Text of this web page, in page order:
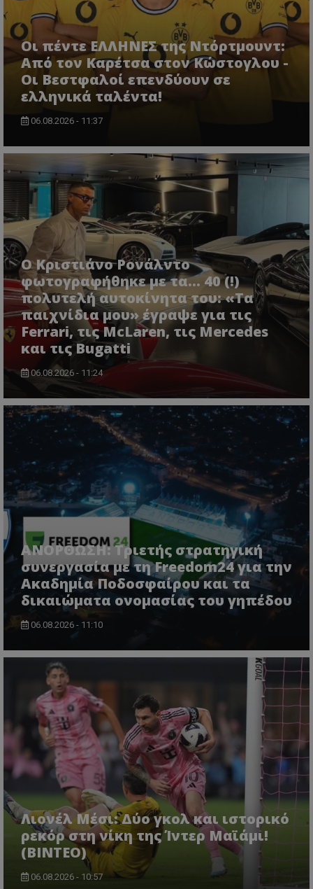
Οι πέντε ΕΛΛΗΝΕΣ της Ντόρτμουντ:
Από τον Καρέτσα στον Κώστογλου -
Οι Βεστφαλοί επενδύουν σε
ελληνικά ταλέντα!
06.08.2026 - 11:37
Ο Κριστιάνο Ρονάλντο
φωτογραφήθηκε με τα... 40 (!)
πολυτελή αυτοκίνητα του: «Τα
παιχνίδια μου» έγραψε για τις
Ferrari, τις McLaren, τις Mercedes
και τις Bugatti
06.08.2026 - 11:24
ΑΝΟΡΘΩΣΗ: Τριετής στρατηγική
συνεργασία με τη Freedom24 για την
Ακαδημία Ποδοσφαίρου και τα
δικαιώματα ονομασίας του γηπέδου
06.08.2026 - 11:10
Λιονέλ Μέσι: Δύο γκολ και ιστορικό
ρεκόρ στη νίκη της Ίντερ Μαϊάμι!
(ΒΙΝΤΕΟ)
06.08.2026 - 10:57